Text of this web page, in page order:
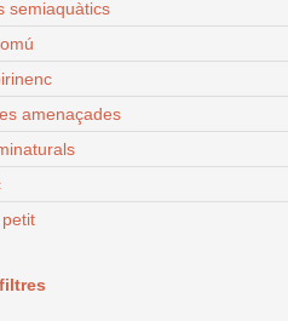
semiaquàtics
amenaçades